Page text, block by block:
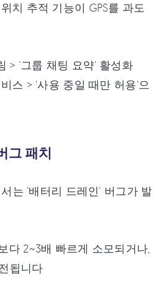
치 추적 기능이 GPS를 과도
> '그룹 채팅 요약' 활성화
스 > '사용 중일 때만 허용'으
그 패치
서는 '배터리 드레인' 버그가 발
다 2~3배 빠르게 소모되거나,
됩니다